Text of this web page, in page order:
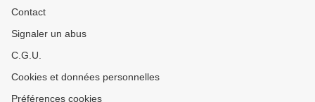
Contact
Signaler un abus
C.G.U.
Cookies et données personnelles
Préférences cookies